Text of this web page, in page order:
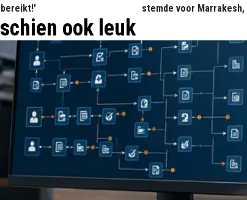
bereikt!'
stemde voor
ook leuk